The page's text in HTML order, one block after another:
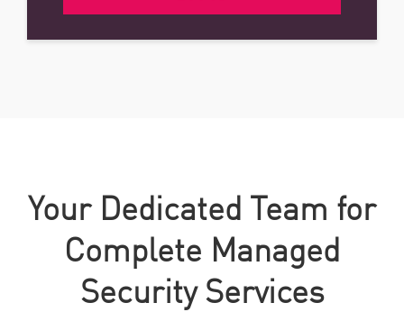
Your Dedicated Team for
Complete Managed
Security Services